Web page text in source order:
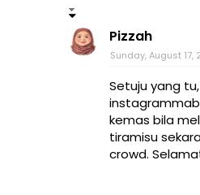
Pizzah
Sunday, August 17,
Setuju yang
kemas bila
tiramisu
crowd.